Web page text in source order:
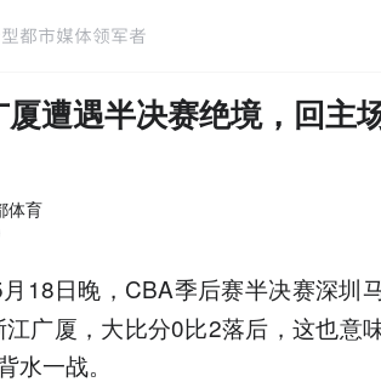
遭遇半决赛绝境，回主
体育
18日晚，CBA季后赛半决赛深圳
广厦，大比分0比2落后，这也意
水一战。